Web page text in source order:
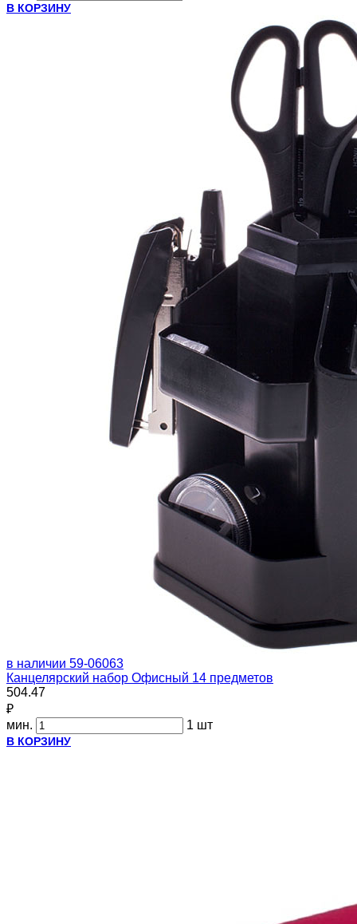
В КОРЗИНУ
в наличии 59-06063
Канцелярский набор Офисный 14 предметов
504.47
₽
мин.
1 шт
В КОРЗИНУ